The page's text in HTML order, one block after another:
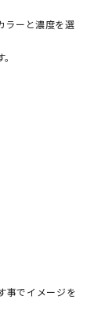
ラーと濃度を選
事でイメージを